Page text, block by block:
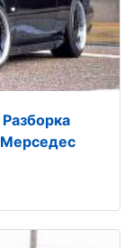
Мерседес